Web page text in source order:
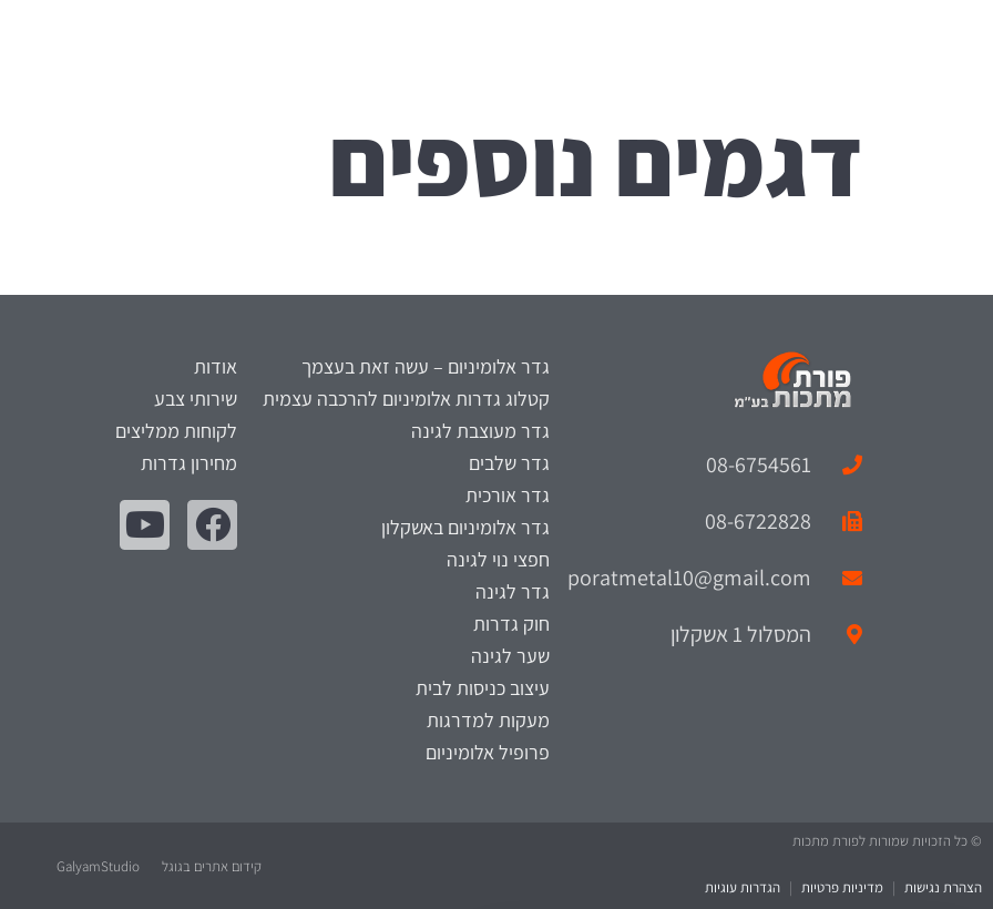
דגמים נוספים
08-6754561
08-6722828
poratmetal10@gmail.com
המסלול 1 אשקלון
גדר אלומיניום – עשה זאת בעצמך
קטלוג גדרות אלומיניום להרכבה עצמית
גדר מעוצבת לגינה
גדר שלבים
גדר אורכית
גדר אלומיניום באשקלון
חפצי נוי לגינה
גדר לגינה
חוק גדרות
שער לגינה
עיצוב כניסות לבית
מעקות למדרגות
פרופיל אלומיניום
אודות
שירותי צבע
לקוחות ממליצים
מחירון גדרות
© כל הזכויות שמורות לפורת מתכות
הצהרת נגישות | מדיניות פרטיות | הגדרות עוגיות
קידום אתרים בגוגל GalyamStudio